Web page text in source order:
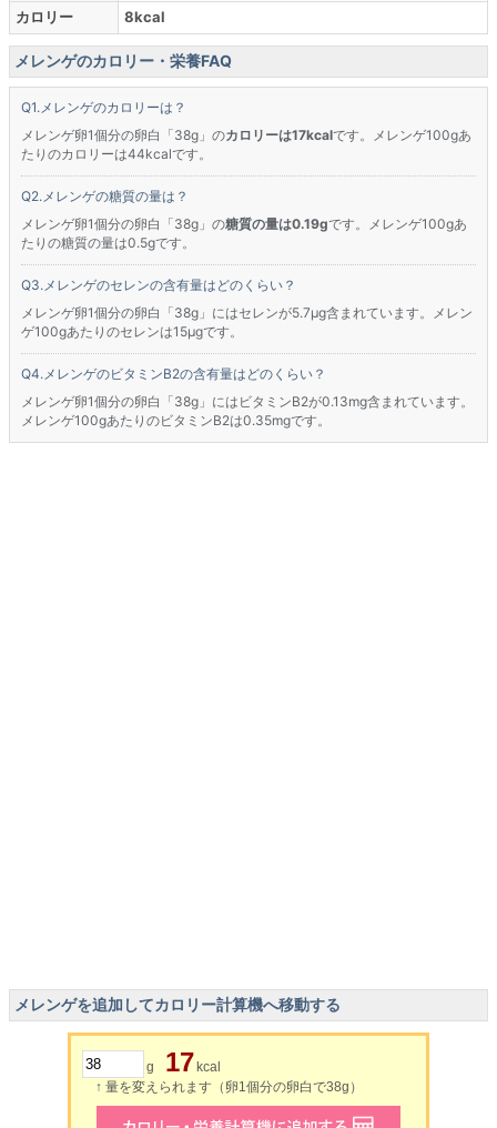
カロリー
8kcal
メレンゲのカロリー・栄養FAQ
メレンゲのカロリーは？
メレンゲ卵1個分の卵白「38g」のカロリーは17kcalです。メレンゲ100gあ
たりのカロリーは44kcalです。
メレンゲの糖質の量は？
メレンゲ卵1個分の卵白「38g」の糖質の量は0.19gです。メレンゲ100gあ
たりの糖質の量は0.5gです。
メレンゲのセレンの含有量はどのくらい？
メレンゲ卵1個分の卵白「38g」にはセレンが5.7μg含まれています。メレン
ゲ100gあたりのセレンは15μgです。
メレンゲのビタミンB2の含有量はどのくらい？
メレンゲ卵1個分の卵白「38g」にはビタミンB2が0.13mg含まれています。
メレンゲ100gあたりのビタミンB2は0.35mgです。
メレンゲを追加してカロリー計算機へ移動する
g 17 kcal
↑ 量を変えられます（卵1個分の卵白で38g）